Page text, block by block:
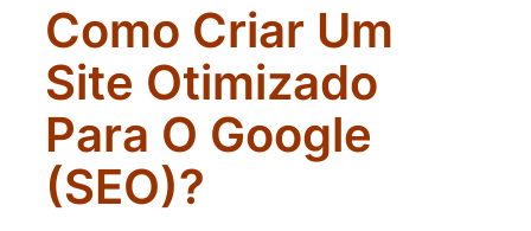
Como Criar Um
Site Otimizado
Para O Google
(SEO)?